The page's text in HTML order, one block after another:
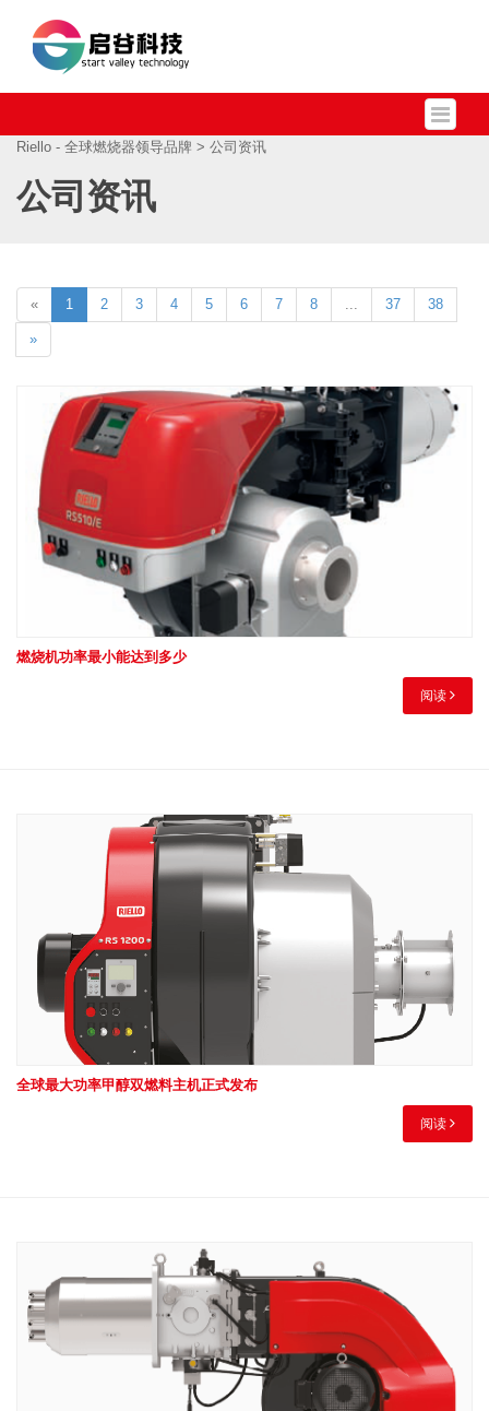
Riello - 全球燃烧器领导品牌 > 公司资讯
公司资讯
« 1 2 3 4 5 6 7 8 ... 37 38
»
燃烧机功率最小能达到多少
阅读
全球最大功率甲醇双燃料主机正式发布
阅读